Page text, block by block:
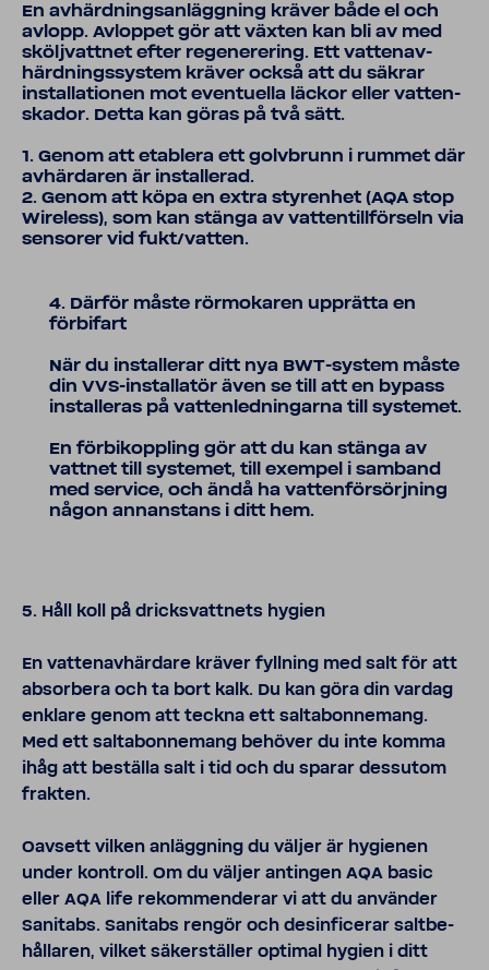
En avhärd­nings­an­lägg­ning kräver både el och
avlopp. Avloppet gör att växten kan bli av med
skölj­vattnet efter rege­ne­re­ring. Ett vatten­av­
härd­nings­sy­stem kräver också att du säkrar
instal­la­tionen mot even­tu­ella läckor eller vatten­
skador. Detta kan göras på två sätt.
1. Genom att etablera ett golv­brunn i rummet där
avhär­daren är instal­lerad.
2. Genom att köpa en extra styrenhet (AQA stop
Wire­less), som kan stänga av vatten­till­för­seln via
sensorer vid fukt/vatten.
4. Därför måste rörmo­karen upprätta en
förbi­fart
När du instal­lerar ditt nya BWT-​system måste
din VVS-​installatör även se till att en bypass
instal­leras på vatten­led­ning­arna till systemet.
En förbi­kopp­ling gör att du kan stänga av
vattnet till systemet, till exempel i samband
med service, och ändå ha vatten­för­sörj­ning
någon annan­stans i ditt hem.
5. Håll koll på dricks­vatt­nets hygien
En vatten­av­här­dare kräver fyll­ning med salt för att
absor­bera och ta bort kalk. Du kan göra din vardag
enklare genom att teckna ett salta­bon­ne­mang.
Med ett salta­bon­ne­mang behöver du inte komma
ihåg att beställa salt i tid och du sparar dess­utom
frakten.
Oavsett vilken anlägg­ning du väljer är hygi­enen
under kontroll. Om du väljer antingen AQA basic
eller AQA life rekom­men­derar vi att du använder
Sani­tabs. Sani­tabs rengör och desin­fi­cerar salt­be­
hål­laren, vilket säker­ställer optimal hygien i ditt